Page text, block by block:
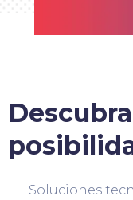
Soluciones